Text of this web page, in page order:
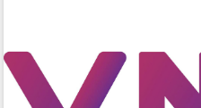
Đắk Lắk đẩy mạnh nuôi biển công
nghệ, hướng tới phát triển thủy sản
bền vững